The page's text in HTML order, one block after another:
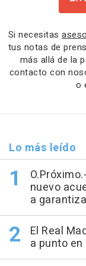
Si necesitas
tus notas de
más allá de la
contacto con
o
Lo más leído
nuevo
a
El Real
a punto